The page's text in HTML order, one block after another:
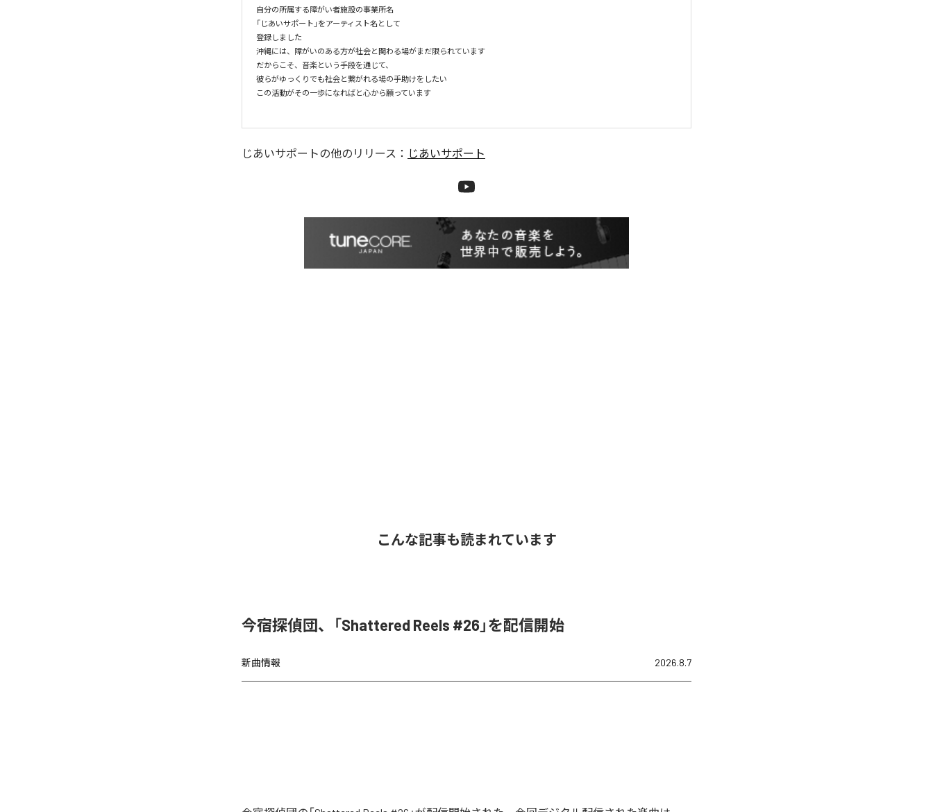
自分の所属する障がい者施設の事業所名
「じあいサポート」をアーティスト名として
登録しました
沖縄には、障がいのある方が社会と関わる場がまだ限られています
だからこそ、音楽という手段を通じて、
彼らがゆっくりでも社会と繋がれる場の手助けをしたい
この活動がその一歩になればと心から願っています
じあいサポートの他のリリース： じあいサポート
こんな記事も読まれています
今宿探偵団、「Shattered Reels #26」を配信開始
新曲情報 2026.8.7